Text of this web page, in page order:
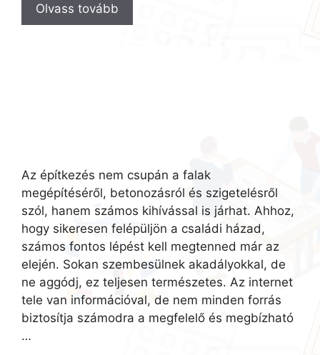
Olvass tovább
Az építkezés nem csupán a falak
megépítéséről, betonozásról és szigetelésről
szól, hanem számos kihívással is járhat. Ahhoz,
hogy sikeresen felépüljön a családi házad,
számos fontos lépést kell megtenned már az
elején. Sokan szembesülnek akadályokkal, de
ne aggódj, ez teljesen természetes. Az internet
tele van információval, de nem minden forrás
biztosítja számodra a megfelelő és megbízható
…